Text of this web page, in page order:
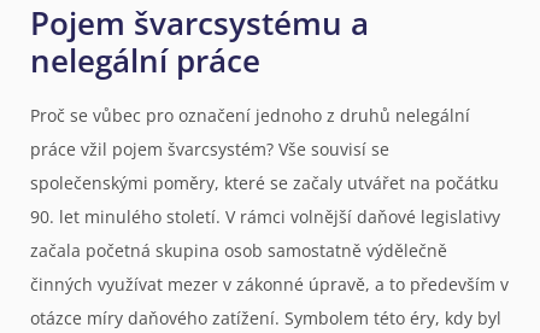
Pojem švarcsystému a
nelegální práce
Proč se vůbec pro označení jednoho z druhů nelegální
práce vžil pojem švarcsystém? Vše souvisí se
společenskými poměry, které se začaly utvářet na počátku
90. let minulého století. V rámci volnější daňové legislativy
začala početná skupina osob samostatně výdělečně
činných využívat mezer v zákonné úpravě, a to především v
otázce míry daňového zatížení. Symbolem této éry, kdy byl